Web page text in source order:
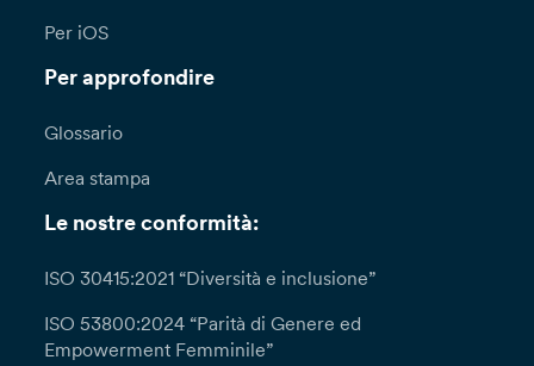
Per iOS
Per approfondire
Glossario
Area stampa
Le nostre conformità:
ISO 30415:2021 “Diversità e inclusione”
ISO 53800:2024 “Parità di Genere ed
Empowerment Femminile”